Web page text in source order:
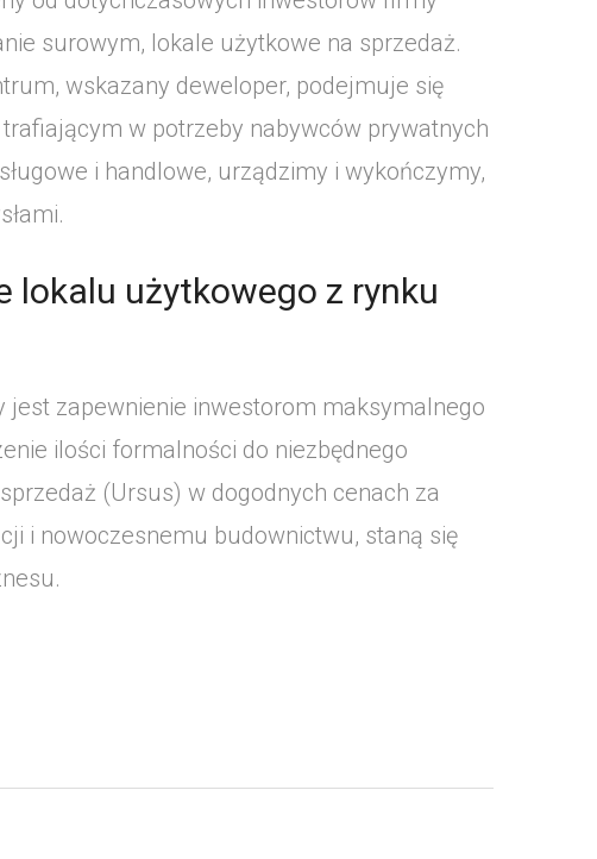
surowym, lokale użytkowe na sprzedaż.
wskazany deweloper, podejmuje się
w potrzeby nabywców prywatnych
i handlowe, urządzimy i wykończymy,
lokalu użytkowego z rynku
zapewnienie inwestorom maksymalnego
ilości formalności do niezbędnego
(Ursus) w dogodnych cenach za
i nowoczesnemu budownictwu, staną się